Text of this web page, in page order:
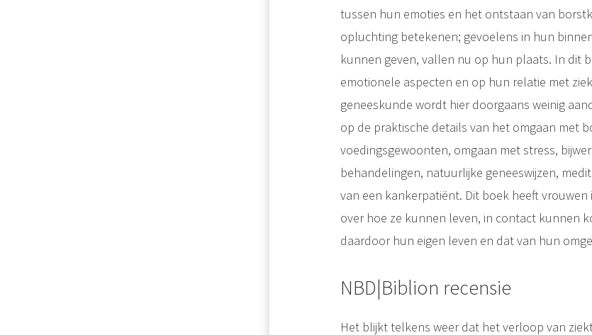
tussen hun emoties en het ontstaan van
opluchting betekenen; gevoelens in hun
kunnen geven, vallen nu op hun plaats. In dit
emotionele aspecten en op hun relatie met
geneeskunde wordt hier doorgaans weinig
op de praktische details van het omgaan met
voedingsgewoonten, omgaan met stress,
behandelingen, natuurlijke geneeswijzen,
van een kankerpatiënt. Dit boek heeft
over hoe ze kunnen leven, in contact kunnen
daardoor hun eigen leven en dat van hun
NBD|Biblion recensie
Het blijkt telkens weer dat het verloop van